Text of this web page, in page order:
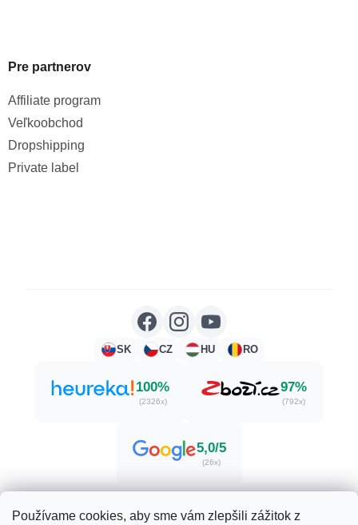
Používame cookies, aby sme vám zlepšili zážitok z
Pre partnerov
Affiliate program
Veľkoobchod
Dropshipping
Private label
SK CZ HU RO
100%
(2326x)
97%
(792x)
5,0/5
(26x)